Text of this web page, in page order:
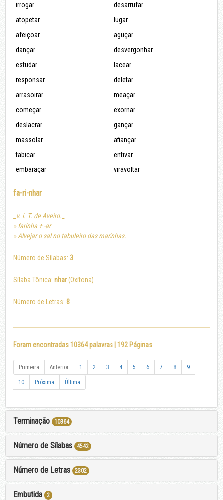
irrogar
desarrufar
atopetar
lugar
afeiçoar
aguçar
dançar
desvergonhar
estudar
lacear
responsar
deletar
arrasoirar
meaçar
começar
exornar
deslacrar
gançar
massolar
afiançar
tabicar
entivar
embaraçar
viravoltar
fa-ri-nhar
_v. i. T. de Aveiro._
» farinha + -ar
» Alvejar o sal no tabuleiro das marinhas.
Número de Sílabas:3
Sílaba Tônica:nhar(Oxítona)
Número de Letras:8
Foram encontradas 10364 palavras | 192 Páginas
Primeira Anterior 1 2 3 4 5 6 7 8 9
10 Próxima Última
Terminação 10364
Número de Sílabas 4542
Número de Letras 2302
Embutida 2